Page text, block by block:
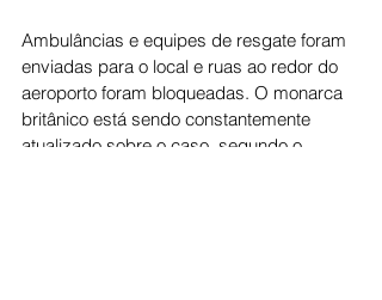
Ambulâncias e equipes de resgate foram
enviadas para o local e ruas ao redor do
aeroporto foram bloqueadas. O monarca
britânico está sendo constantemente
atualizado sobre o caso, segundo o